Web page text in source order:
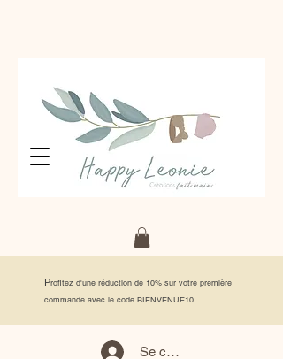
Profitez d'une réduction de 10% sur votre première
commande avec le code BIENVENUE10
Se connecter